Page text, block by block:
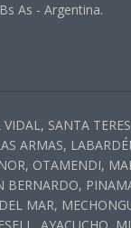
As - Argentina.
VIDAL, SANTA
ARMAS,
OTAMENDI,
BERNARDO,
MAR,